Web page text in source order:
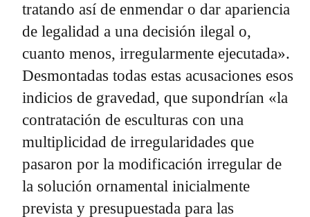
tratando así de enmendar o dar apariencia
de legalidad a una decisión ilegal o,
cuanto menos, irregularmente ejecutada».
Desmontadas todas estas acusaciones esos
indicios de gravedad, que supondrían «la
contratación de esculturas con una
multiplicidad de irregularidades que
pasaron por la modificación irregular de
la solución ornamental inicialmente
prevista y presupuestada para las